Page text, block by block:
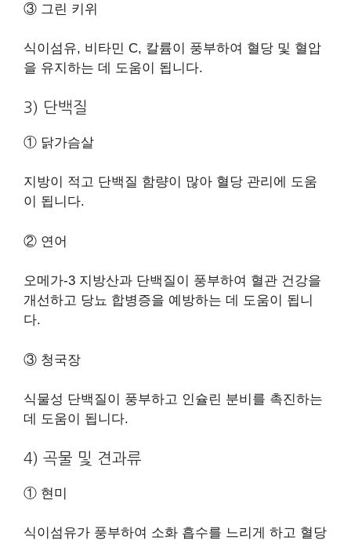
③ 그린 키위
식이섬유, 비타민 C, 칼륨이 풍부하여 혈당 및 혈압
을 유지하는 데 도움이 됩니다.
3) 단백질
① 닭가슴살
지방이 적고 단백질 함량이 많아 혈당 관리에 도움
이 됩니다.
② 연어
오메가-3 지방산과 단백질이 풍부하여 혈관 건강을
개선하고 당뇨 합병증을 예방하는 데 도움이 됩니
다.
③ 청국장
식물성 단백질이 풍부하고 인슐린 분비를 촉진하는
데 도움이 됩니다.
4) 곡물 및 견과류
① 현미
식이섬유가 풍부하여 소화 흡수를 느리게 하고 혈당